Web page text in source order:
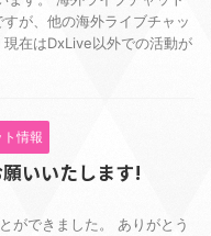
が、他の海外ライブチャッ
現在はDxLive以外での活動が
情報
いいたします!
ができました。 ありがとう